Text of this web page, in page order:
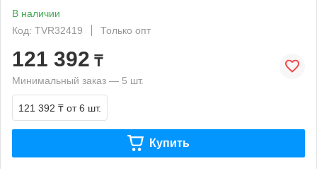
В наличии
Код: TVR32419
Только опт
121 392 ₸
Минимальный заказ — 5 шт.
121 392 ₸ от 6 шт.
Купить